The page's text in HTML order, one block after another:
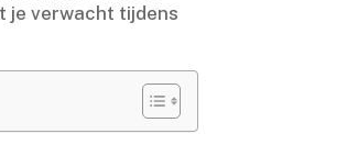
je verwacht tijdens